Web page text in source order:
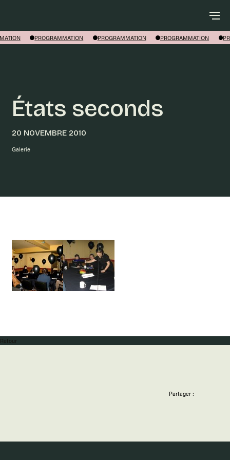
PROGRAMMATION PROGRAMMATION PROGRAMMATION
États seconds
20 NOVEMBRE 2010
Galerie
Retour
Partager :